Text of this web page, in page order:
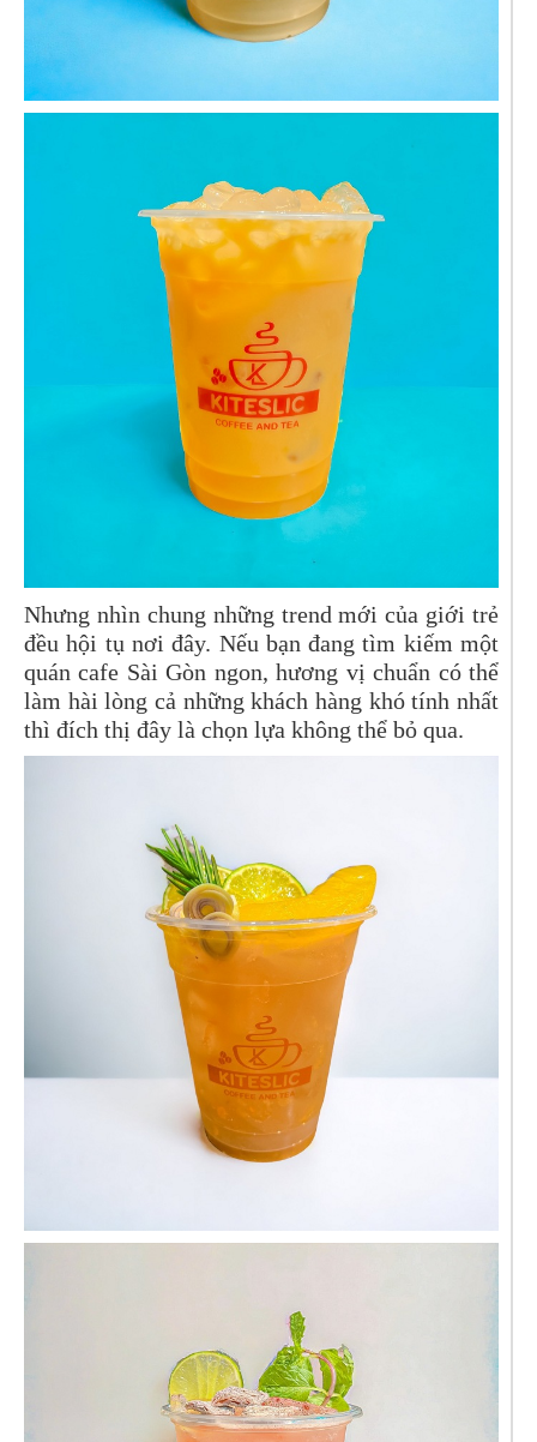
Nhưng nhìn chung những trend mới của giới trẻ
đều hội tụ nơi đây. Nếu bạn đang tìm kiếm một
quán cafe Sài Gòn ngon, hương vị chuẩn có thể
làm hài lòng cả những khách hàng khó tính nhất
thì đích thị đây là chọn lựa không thể bỏ qua.